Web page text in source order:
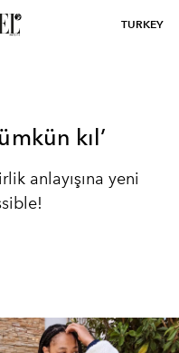
TURKEY
kıl’
anlayışına yeni